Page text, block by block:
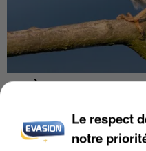
APRÈS TOUTES CES
DE FAUNE SAUVAGE
Le respect
notre